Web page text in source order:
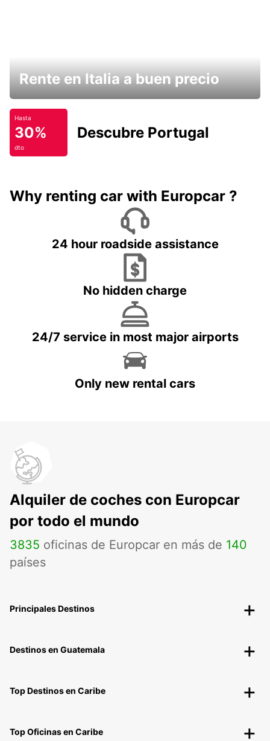
Rente en Italia a buen precio
Hasta
30%
dto
Descubre Portugal
Why renting car with Europcar ?
24 hour roadside assistance
No hidden charge
24/7 service in most major airports
Only new rental cars
Alquiler de coches con Europcar
por todo el mundo
3835 oficinas de Europcar en más de 140
países
Principales Destinos
Destinos en Guatemala
Top Destinos en Caribe
Top Oficinas en Caribe